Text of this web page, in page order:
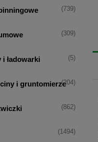
(739)
(309)
ładowarki (5)
i gruntomierze(204)
(862)
(1494)